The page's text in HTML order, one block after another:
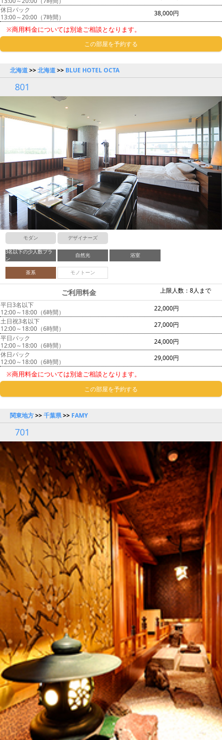
休日パック
13:00～20:00（7時間）
38,000円
※商用料金については別途ご相談となります。
この部屋を予約する
北海道>>北海道>> BLUE HOTEL OCTA
801
モダン デザイナーズ
3名以下の少人数プラ
ン
自然光 浴室
茶系 モノトーン
上限人数：8人まで
ご利用料金
平日3名以下
12:00～18:00（6時間）
22,000円
土日祝3名以下
12:00～18:00（6時間）
27,000円
平日パック
12:00～18:00（6時間）
24,000円
休日パック
12:00～18:00（6時間）
29,000円
※商用料金については別途ご相談となります。
この部屋を予約する
関東地方>>千葉県>> FAMY
701